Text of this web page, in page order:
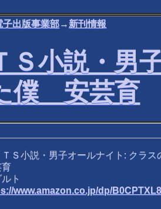
子出版事業部→ 新刊情報
Ｓ小説・男
僕 安芸育
Ｓ小説・男子オールナイト: クラス
ト
www.amazon.co.jp/dp/